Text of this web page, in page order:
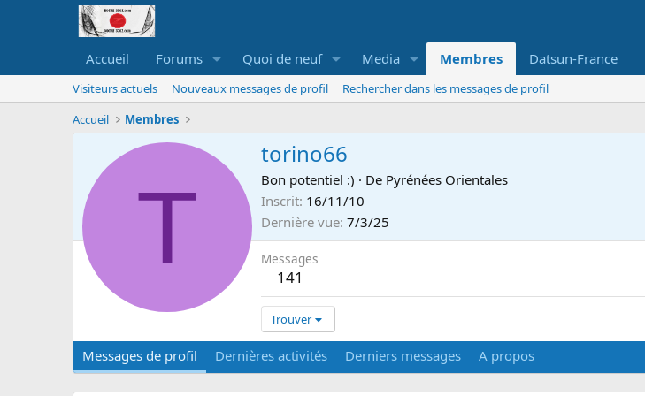
Accueil Forums Quoi de neuf Media Membres Datsun-France
Visiteurs actuels Nouveaux messages de profil
Rechercher dans les messages de profil
Accueil
Membres
T
torino66
Bon potentiel :) · De Pyrénées Orientales
Inscrit 16/11/10
Dernière vue 7/3/25
Messages
141
Trouver
Messages de profil Dernières activités Derniers messages A propos